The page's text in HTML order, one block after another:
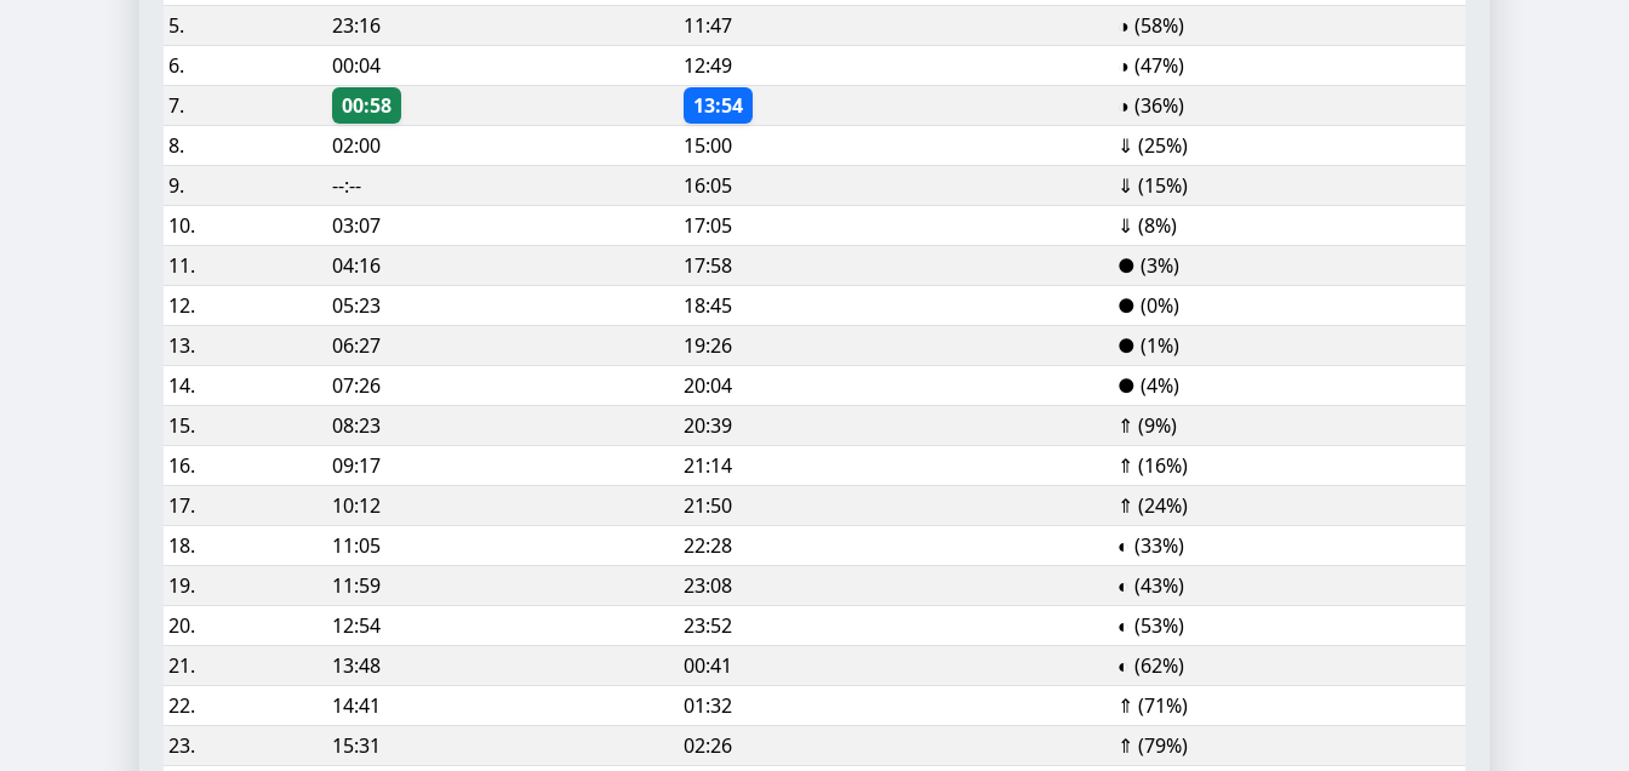
5.
23:16 11:47
◑ (58%)
6.
00:04 12:49
◑ (47%)
7.
00:58 13:54
◑ (36%)
8.
02:00 15:00
⇓ (25%)
9.
--:-- 16:05
⇓ (15%)
10.
03:07 17:05
⇓ (8%)
11.
04:16 17:58
● (3%)
12.
05:23 18:45
● (0%)
13.
06:27 19:26
● (1%)
14.
07:26 20:04
● (4%)
15.
08:23 20:39
⇑ (9%)
16.
09:17 21:14
⇑ (16%)
17.
10:12 21:50
⇑ (24%)
18.
11:05 22:28
◐ (33%)
19.
11:59 23:08
◐ (43%)
20.
12:54 23:52
◐ (53%)
21.
13:48 00:41
◐ (62%)
22.
14:41 01:32
⇑ (71%)
23.
15:31 02:26
⇑ (79%)